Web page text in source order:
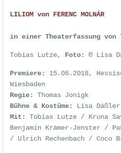
LILIOM von FERENC MOLNÁR
in einer Theaterfassung von
Tobias Lutze, Foto: © Lisa
Premiere:
15.06.2018,
Wiesbaden
Regie:
Thomas Jonigk
Bühne & Kostüme:
Lisa Däßler
Mit:
Tobias Lutze / Kruna
Benjamin Krämer-Jenster /
/ Ulrich Rechenbach / Coco